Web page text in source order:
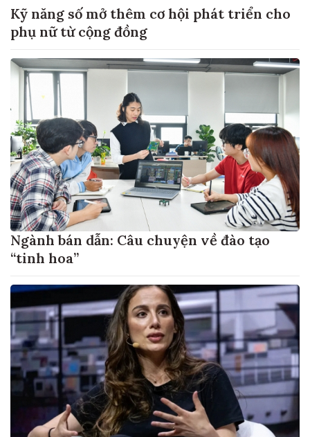
Kỹ năng số mở thêm cơ hội phát triển cho
phụ nữ từ cộng đồng
Ngành bán dẫn: Câu chuyện về đào tạo
“tinh hoa”